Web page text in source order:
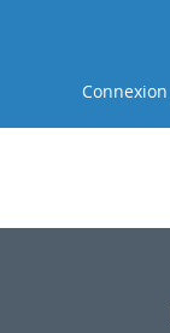
Connexion